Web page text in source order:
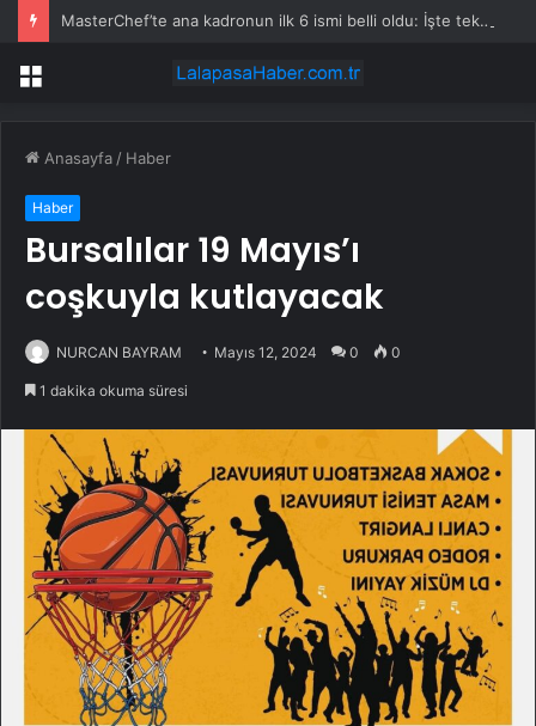
MasterChef’te ana kadronun ilk 6 ismi belli oldu: İşte tek tek önlüğü kazanan yarışmacılar
Menü
Anasayfa / Haber
Haber
Bursalılar 19 Mayıs’ı
coşkuyla kutlayacak
NURCAN BAYRAM Mayıs 12, 2024 0 0
1 dakika okuma süresi